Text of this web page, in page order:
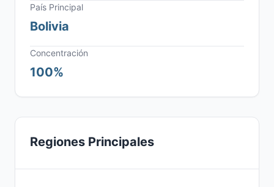
País Principal
Bolivia
Concentración
100%
Regiones Principales